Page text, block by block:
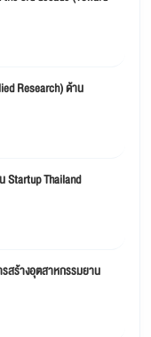
Research) ด้าน
Startup Thailand
สร้างอุตสาหกรรมยาน